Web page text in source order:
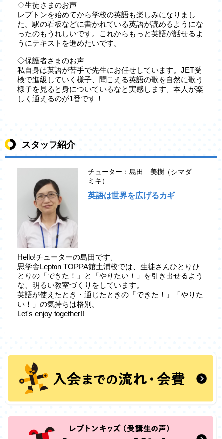
◇生徒さまのお声
レプトンを始めてから学校の英語も楽しみになりまし
た。駅の看板などに書かれている英語が読めるようにな
ったのもうれしいです。これからもっと英語が話せるよ
うにテキストを進めたいです。
◇保護者さまのお声
私自身は英語が苦手で先生にお任せしています。JET受
検で進級していく様子、聞こえる英語の歌を自然に歌う
様子を見ると身についているなと実感します。本人が楽
しく通えるのが1番です！
スタッフ紹介
チューター：島田 美樹（シマダ
ミキ）
英語は世界を広げるカギ
Hello!チューターの島田です。
思学舎Lepton TOPPA館土浦校では、生徒さんひとりひ
とりの「できた！」と「やりたい！」を引き出せるよう
な、明るい教室づくりをしています。
英語が使えたとき・通じたときの「できた！」「やりた
い！」の気持ちは格別。
Let's enjoy together!!